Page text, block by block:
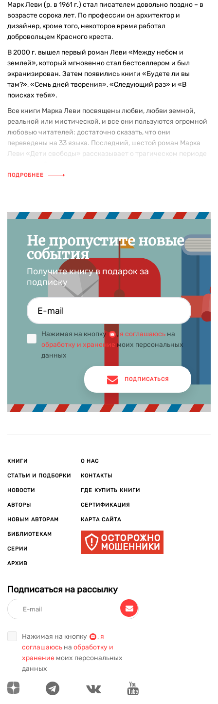
Марк Леви (р. в 1961 г.) стал писателем довольно поздно – в
возрасте сорока лет. По профессии он архитектор и
дизайнер, кроме того, некоторое время работал
добровольцем Красного креста.
В 2000 г. вышел первый роман Леви «Между небом и
землей», который мгновенно стал бестселлером и был
экранизирован. Затем появились книги «Будете ли вы
там?», «Семь дней творения», «Следующий раз» и «В
поисках тебя».
Все книги Марка Леви посвящены любви, любви земной,
реальной или мистической, и все они пользуются огромной
любовью читателей: достаточно сказать, что они
переведены на 33 языка. Последний, шестой роман Марка
Леви «Дети свободы» рассказывает о трагическом периоде
отмеченных тремя словами, которые французы пишут с
бежавших из своих стран от преследований фашистов.
юношей и девушек, и они отдают все свои силы и саму
жизнь за ее освобождение. Но даже в этой жестокой
схватке с оккупантами они не расстаются с мечтами о
любви и свободе, хотя почти никто из них не доживет до
Освобождения. Весь роман буквально пронизан этой
страстной мечтой о любви и жизни в свободном мире, где
нет места ненависти к «инородцам», где нет места насилию
и убийствам. Марк Леви живет в Лондоне, – ему нравится
Англия; в одном из интервью он сказал: «Я хочу, чтобы мой
сын воспитывался именно в таком мире –
мультикультурном, многоэтническом, терпимом и
цивилизованном».
ПОДРОБНЕЕ
Не пропустите новые
события
Получите книгу в подарок за
подписку
Нажимая на кнопку , я соглашаюсь на
обработку и хранение моих персональных
данных
ПОДПИСАТЬСЯ
КНИГИ
СТАТЬИ И ПОДБОРКИ
НОВОСТИ
АВТОРЫ
НОВЫМ АВТОРАМ
БИБЛИОТЕКАМ
СЕРИИ
АРХИВ
О НАС
КОНТАКТЫ
ГДЕ КУПИТЬ КНИГИ
СЕРТИФИКАЦИЯ
КАРТА САЙТА
Подписаться на рассылку
Нажимая на кнопку , я
соглашаюсь на обработку и
хранение моих персональных
данных